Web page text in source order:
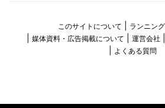
このサイトについて
ランニン
媒体資料・広告掲載について
運営会社
よくある質問